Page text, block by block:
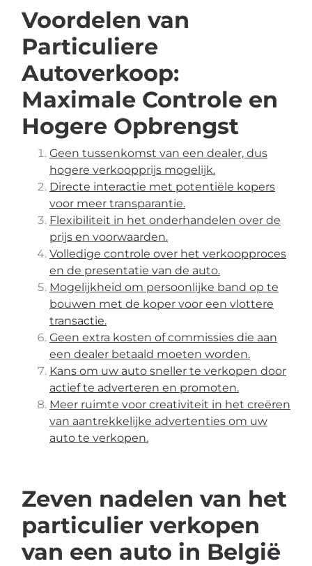
Voordelen van
Particuliere
Autoverkoop:
Maximale Controle en
Hogere Opbrengst
Geen tussenkomst van een dealer, dus
hogere verkoopprijs mogelijk.
Directe interactie met potentiële kopers
voor meer transparantie.
Flexibiliteit in het onderhandelen over de
prijs en voorwaarden.
Volledige controle over het verkoopproces
en de presentatie van de auto.
Mogelijkheid om persoonlijke band op te
bouwen met de koper voor een vlottere
transactie.
Geen extra kosten of commissies die aan
een dealer betaald moeten worden.
Kans om uw auto sneller te verkopen door
actief te adverteren en promoten.
Meer ruimte voor creativiteit in het creëren
van aantrekkelijke advertenties om uw
auto te verkopen.
Zeven nadelen van het
particulier verkopen
van een auto in België